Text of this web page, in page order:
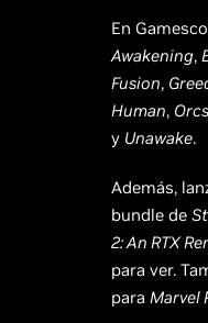
En
Awakening,
Fusion,
Human,
y Unawake.
Además,
bundle de
2: An RTX
para ver.
para Marvel